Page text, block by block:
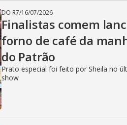
DO R7/16/07/2026
Finalistas comem
forno de café da
do Patrão
Prato especial foi feito por Sheila no
show